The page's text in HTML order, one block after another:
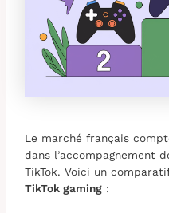
Le marché français
dans l’accompagnement
TikTok. Voici un
TikTok gaming :